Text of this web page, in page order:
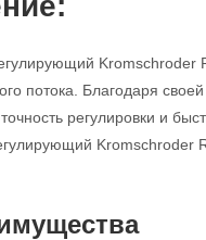
Kromschroder
потока. Благодаря
регулировки и